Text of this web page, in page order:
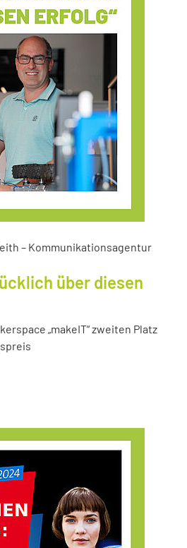
– Kommunikationsagentur
über diesen
„makeIT“ zweiten Platz